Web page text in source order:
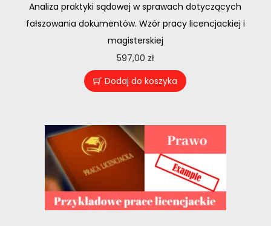
Analiza praktyki sądowej w sprawach dotyczących
fałszowania dokumentów. Wzór pracy licencjackiej i
magisterskiej
597,00 zł
Dodaj do koszyka